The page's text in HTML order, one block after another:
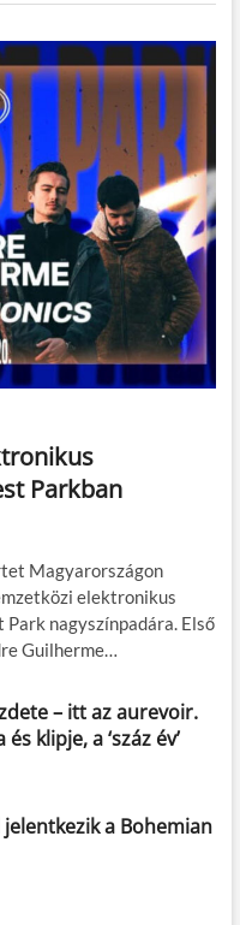
Parkban
Magyarországon
elektronikus
nagyszínpadára. Első
Guilherme…
– itt az aurevoir.
klipje, a ‘száz év’
a Bohemian